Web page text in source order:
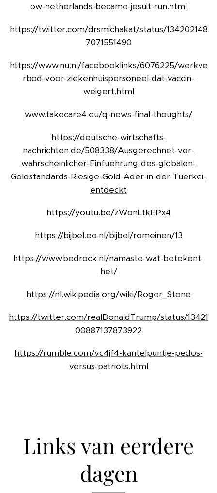
ow-netherlands-became-jesuit-run.html
https://twitter.com/drsmichakat/status/134202148
7071551490
https://www.nu.nl/facebooklinks/6076225/werkve
rbod-voor-ziekenhuispersoneel-dat-vaccin-
weigert.html
www.takecare4.eu/q-news-final-thoughts/
https://deutsche-wirtschafts-
nachrichten.de/508338/Ausgerechnet-vor-
wahrscheinlicher-Einfuehrung-des-globalen-
Goldstandards-Riesige-Gold-Ader-in-der-Tuerkei-
entdeckt
https://youtu.be/zWonLtkEPx4
https://bijbel.eo.nl/bijbel/romeinen/13
https://www.bedrock.nl/namaste-wat-betekent-
het/
https://nl.wikipedia.org/wiki/Roger_Stone
https://twitter.com/realDonaldTrump/status/13421
00887137873922
https://rumble.com/vc4jf4-kantelpuntje-pedos-
versus-patriots.html
Links van eerdere
dagen